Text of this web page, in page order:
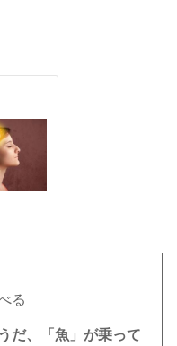
る
だ、「魚」が乗って